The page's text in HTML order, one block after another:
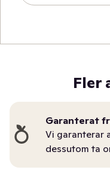
Fler
Garanterat
Vi garanterar
dessutom ta